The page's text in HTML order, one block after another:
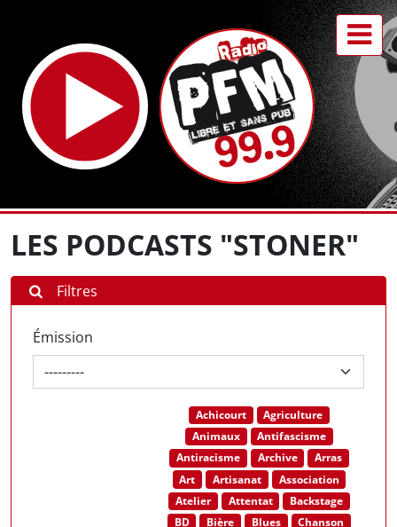
LES PODCASTS "STONER"
Filtres
Émission
Achicourt
Agriculture
Animaux
Antifascisme
Antiracisme
Archive
Arras
Art
Artisanat
Association
Atelier
Attentat
Backstage
BD
Bière Blues
Chanson